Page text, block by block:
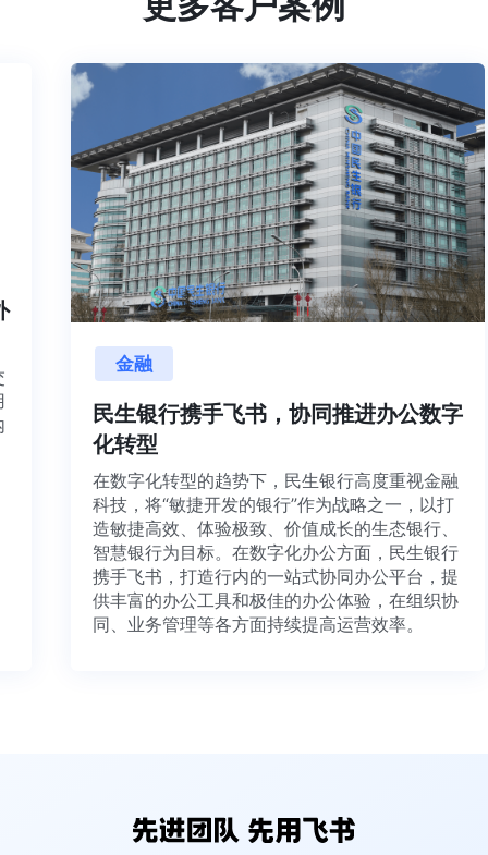
金融
民生银行携手飞书，协同推进办公数字
化转型
在数字化转型的趋势下，民生银行高度重视金融
科技，将“敏捷开发的银行”作为战略之一，以打
造敏捷高效、体验极致、价值成长的生态银行、
智慧银行为目标。在数字化办公方面，民生银行
携手飞书，打造行内的一站式协同办公平台，提
供丰富的办公工具和极佳的办公体验，在组织协
同、业务管理等各方面持续提高运营效率。